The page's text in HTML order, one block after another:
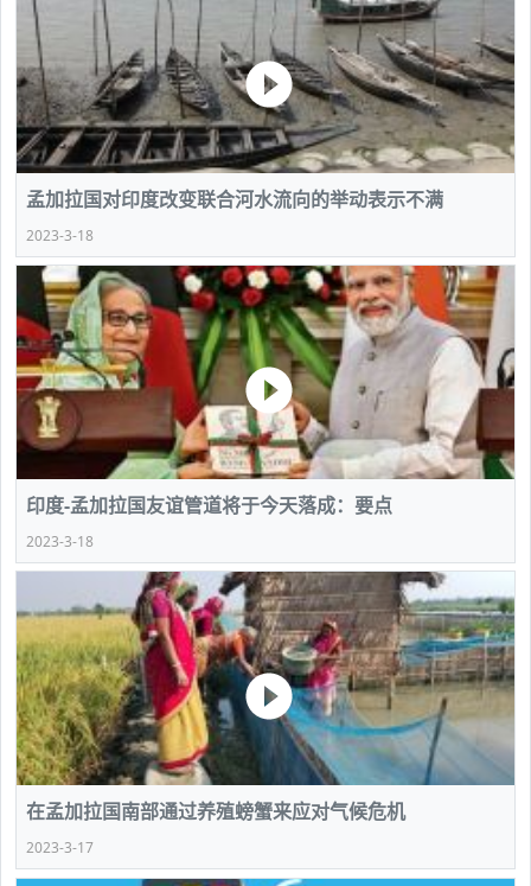
孟加拉国对印度改变联合河水流向的举动表示不满
2023-3-18
印度-孟加拉国友谊管道将于今天落成：要点
2023-3-18
在孟加拉国南部通过养殖螃蟹来应对气候危机
2023-3-17